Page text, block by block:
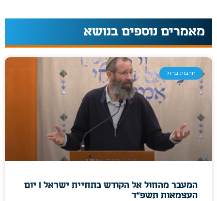
מאמרים נוספים בנושא
חרבות ברזל
המעבר מהחול אל הקודש בתחיית ישראל I יום
העצמאות תשפ"ד